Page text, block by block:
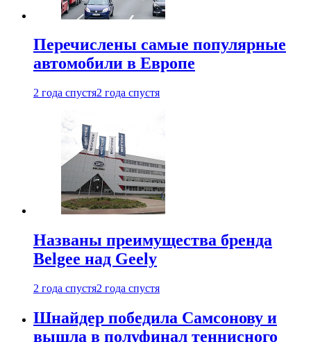
Перечислены самые популярные
автомобили в Европе
2 года спустя2 года спустя
Названы преимущества бренда
Belgee над Geely
2 года спустя2 года спустя
Шнайдер победила Самсонову и
вышла в полуфинал теннисного